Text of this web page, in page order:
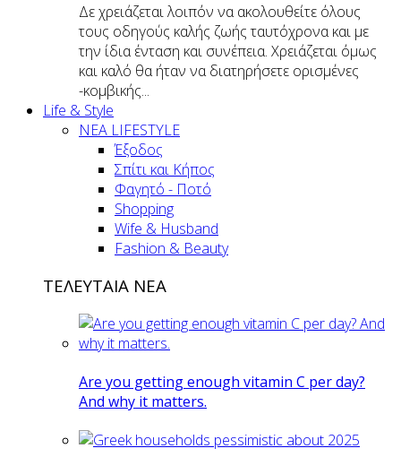
Δε χρειάζεται λοιπόν να ακολουθείτε όλους
τους οδηγούς καλής ζωής ταυτόχρονα και με
την ίδια ένταση και συνέπεια. Χρειάζεται όμως
και καλό θα ήταν να διατηρήσετε ορισμένες
-κομβικής...
Life & Style
ΝΕΑ LIFESTYLE
Έξοδος
Σπίτι και Κήπος
Φαγητό - Ποτό
Shopping
Wife & Husband
Fashion & Beauty
ΤΕΛΕΥΤΑΙΑ ΝΕΑ
Are you getting enough vitamin C per day?
And why it matters.